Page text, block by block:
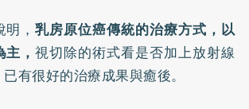
明，乳房原位癌傳統的治療方式，以
主，視切除的術式看是否加上放射線
有很好的治療成果與癒後。